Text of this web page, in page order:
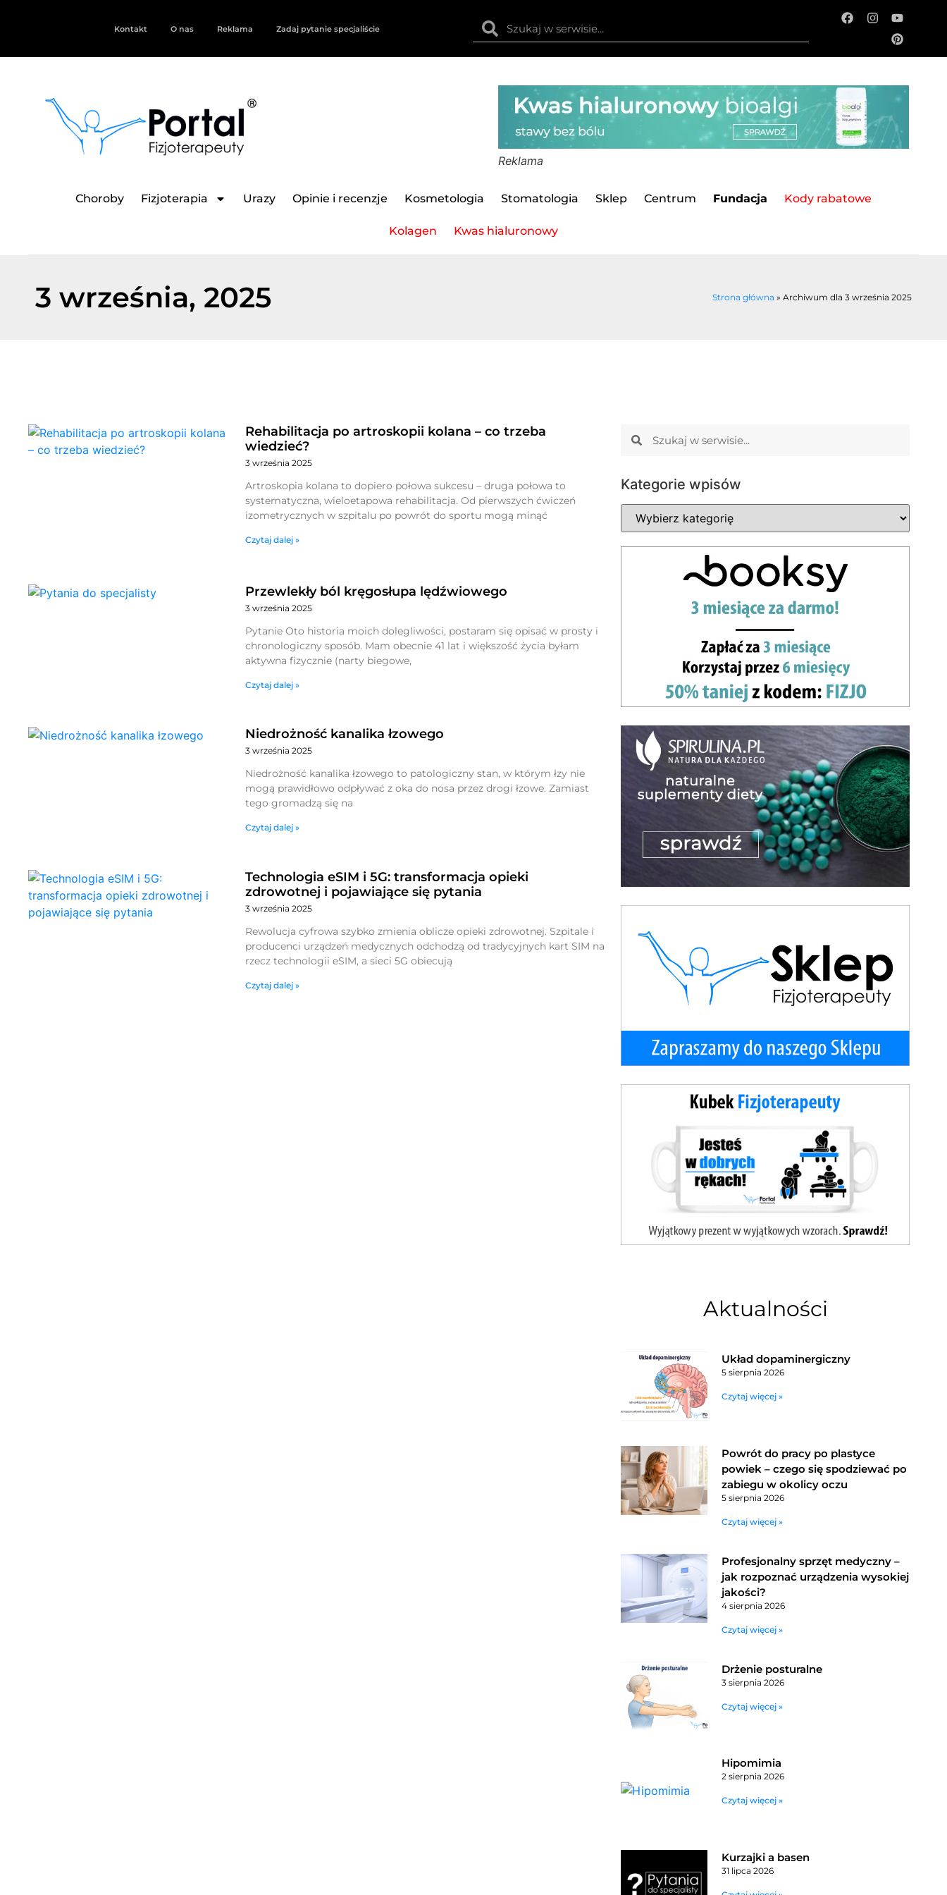
Kontakt O nas Reklama Zadaj pytanie specjaliście
Reklama
Choroby Fizjoterapia Urazy Opinie i recenzje Kosmetologia Stomatologia Sklep Centrum Fundacja Kody rabatowe
Kolagen Kwas hialuronowy
3 września, 2025 Strona główna » Archiwum dla 3 września 2025
Rehabilitacja po artroskopii kolana – co trzeba
wiedzieć?
3 września 2025
Artroskopia kolana to dopiero połowa sukcesu – druga połowa to
systematyczna, wieloetapowa rehabilitacja. Od pierwszych ćwiczeń
izometrycznych w szpitalu po powrót do sportu mogą minąć
Czytaj dalej »
Przewlekły ból kręgosłupa lędźwiowego
3 września 2025
Pytanie Oto historia moich dolegliwości, postaram się opisać w prosty i
chronologiczny sposób. Mam obecnie 41 lat i większość życia byłam
aktywna fizycznie (narty biegowe,
Czytaj dalej »
Niedrożność kanalika łzowego
3 września 2025
Niedrożność kanalika łzowego to patologiczny stan, w którym łzy nie
mogą prawidłowo odpływać z oka do nosa przez drogi łzowe. Zamiast
tego gromadzą się na
Czytaj dalej »
Technologia eSIM i 5G: transformacja opieki
zdrowotnej i pojawiające się pytania
3 września 2025
Rewolucja cyfrowa szybko zmienia oblicze opieki zdrowotnej. Szpitale i
producenci urządzeń medycznych odchodzą od tradycyjnych kart SIM na
rzecz technologii eSIM, a sieci 5G obiecują
Czytaj dalej »
Kategorie wpisów
Aktualności
Układ dopaminergiczny
5 sierpnia 2026
Czytaj więcej »
Powrót do pracy po plastyce
powiek – czego się spodziewać po
zabiegu w okolicy oczu
5 sierpnia 2026
Czytaj więcej »
Profesjonalny sprzęt medyczny –
jak rozpoznać urządzenia wysokiej
jakości?
4 sierpnia 2026
Czytaj więcej »
Drżenie posturalne
3 sierpnia 2026
Czytaj więcej »
Hipomimia
2 sierpnia 2026
Czytaj więcej »
Kurzajki a basen
31 lipca 2026